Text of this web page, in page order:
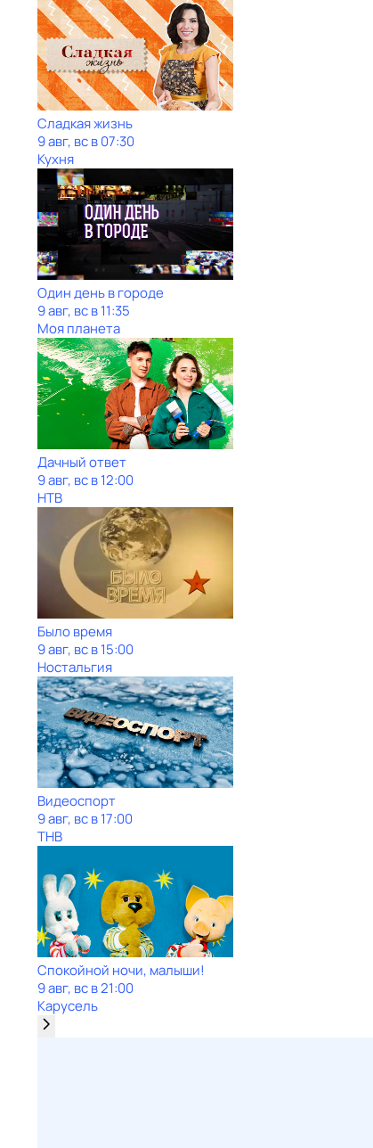
Сладкая жизнь
9 авг, вс в 07:30
Кухня
Один день в городе
9 авг, вс в 11:35
Моя планета
Дачный ответ
9 авг, вс в 12:00
НТВ
Было время
9 авг, вс в 15:00
Ностальгия
Видеоспорт
9 авг, вс в 17:00
ТНВ
Спокойной ночи, малыши!
9 авг, вс в 21:00
Карусель